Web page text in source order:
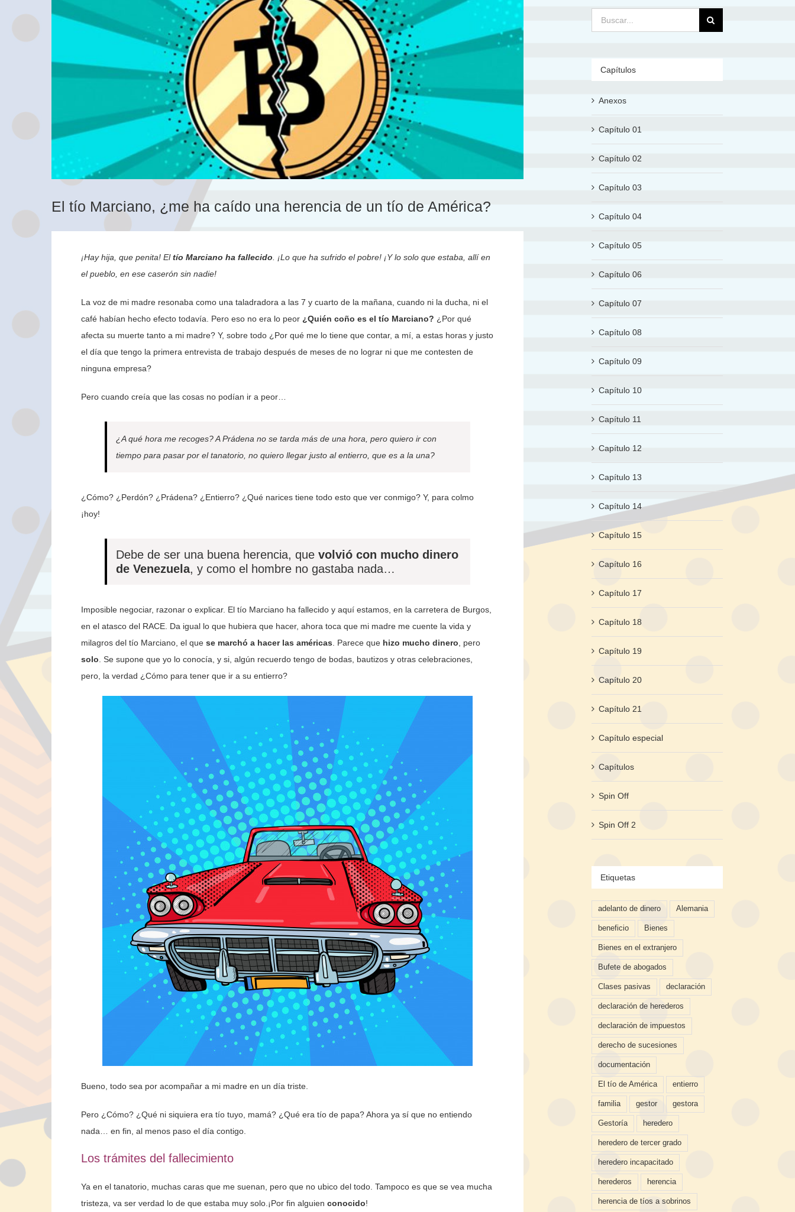
El tío Marciano, ¿me ha caído una herencia de un tío de América?
¡Hay hija, que penita! Eltío Marciano ha fallecido. ¡Lo que ha sufrido el pobre! ¡Y lo solo que estaba, allí en
el pueblo, en ese caserón sin nadie!
La voz de mi madre resonaba como una taladradora a las 7 y cuarto de la mañana, cuando ni la ducha, ni el
café habían hecho efecto todavía. Pero eso no era lo peor ¿Quién coño es el tío Marciano? ¿Por qué
afecta su muerte tanto a mi madre? Y, sobre todo ¿Por qué me lo tiene que contar, a mí, a estas horas y justo
el día que tengo la primera entrevista de trabajo después de meses de no lograr ni que me contesten de
ninguna empresa?
Pero cuando creía que las cosas no podían ir a peor…
¿A qué hora me recoges? A Prádena no se tarda más de una hora, pero quiero ir con
tiempo para pasar por el tanatorio, no quiero llegar justo al entierro, que es a la una?
¿Cómo? ¿Perdón? ¿Prádena? ¿Entierro? ¿Qué narices tiene todo esto que ver conmigo? Y, para colmo
¡hoy!
Debe de ser una buena herencia, que volvió con mucho dinero
de Venezuela, y como el hombre no gastaba nada…
Imposible negociar, razonar o explicar. El tío Marciano ha fallecido y aquí estamos, en la carretera de Burgos,
en el atasco del RACE. Da igual lo que hubiera que hacer, ahora toca que mi madre me cuente la vida y
milagros del tío Marciano, el que se marchó a hacer las américas. Parece que hizo mucho dinero, pero
solo. Se supone que yo lo conocía, y si, algún recuerdo tengo de bodas, bautizos y otras celebraciones,
pero, la verdad ¿Cómo para tener que ir a su entierro?
Bueno, todo sea por acompañar a mi madre en un día triste.
Pero ¿Cómo? ¿Qué ni siquiera era tío tuyo, mamá? ¿Qué era tío de papa? Ahora ya sí que no entiendo
nada… en fin, al menos paso el día contigo.
Los trámites del fallecimiento
Ya en el tanatorio, muchas caras que me suenan, pero que no ubico del todo. Tampoco es que se vea mucha
tristeza, va ser verdad lo de que estaba muy solo.¡Por fin alguien conocido!
Buscar:
Capítulos
Anexos
Capítulo 01
Capítulo 02
Capítulo 03
Capítulo 04
Capítulo 05
Capítulo 06
Capítulo 07
Capítulo 08
Capítulo 09
Capítulo 10
Capítulo 11
Capítulo 12
Capítulo 13
Capítulo 14
Capítulo 15
Capítulo 16
Capítulo 17
Capítulo 18
Capítulo 19
Capítulo 20
Capítulo 21
Capítulo especial
Capítulos
Spin Off
Spin Off 2
Etiquetas
adelanto de dinero Alemania
beneficio Bienes
Bienes en el extranjero
Bufete de abogados
Clases pasivas declaración
declaración de herederos
declaración de impuestos
derecho de sucesiones
documentación
El tío de América entierro
familia gestor gestora
Gestoría heredero
heredero de tercer grado
heredero incapacitado
herederos herencia
herencia de tíos a sobrinos